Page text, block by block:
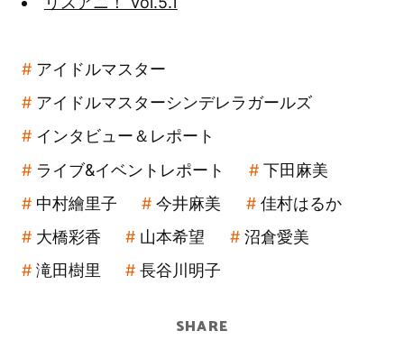
アイドルマスター
アイドルマスターシンデレラガールズ
インタビュー＆レポート
ライブ&イベントレポート
下田麻美
中村繪里子
今井麻美
佳村はるか
大橋彩香
山本希望
沼倉愛美
滝田樹里
長谷川明子
SHARE